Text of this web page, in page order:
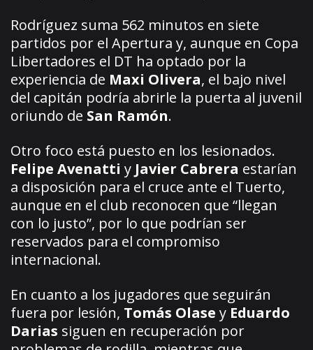
Rodríguez suma 562 minutos en siete
partidos por el Apertura y, aunque en Copa
Libertadores el DT ha optado por la
experiencia de Maxi Olivera, el bajo nivel
del capitán podría abrirle la puerta al juvenil
oriundo de San Ramón.
Otro foco está puesto en los lesionados.
Felipe Avenatti y Javier Cabrera estarían
a disposición para el cruce ante el Tuerto,
aunque en el club reconocen que “llegan
con lo justo”, por lo que podrían ser
reservados para el compromiso
internacional.
En cuanto a los jugadores que seguirán
fuera por lesión, Tomás Olase y Eduardo
Darias siguen en recuperación por